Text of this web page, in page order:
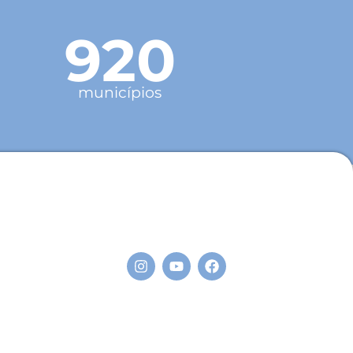
920
municípios